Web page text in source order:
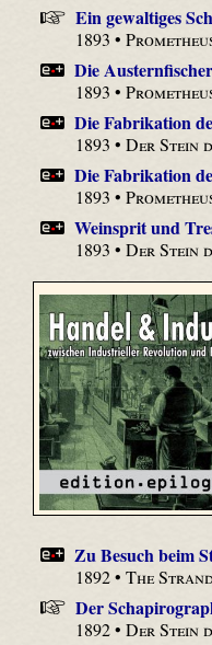
Ein gewaltiges
1893 •
Die
1893 •
Die Fabrikation
1893 •Der Stein
Die Fabrikation
1893 •
Weinsprit und
1893 •Der Stein
Zu Besuch beim
1892 •The
Der
1892 •Der Stein